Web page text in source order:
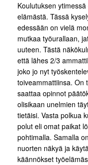
Koulutuksen
elämästä. Tässä
edessään on vielä
mutkaa työurallaan,
uuteen. Tästä
että lähes 2/3
joko jo nyt
toiveammattiinsa. On
saattaa opinnot
olisikaan unelmien
tietäisi. Vasta polkua
polut eli omat paikat
pohtimalla. Samalla
nuorten näkyä ja
käännökset